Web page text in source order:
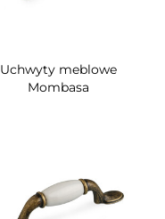
Uchwyty meblowe
Mombasa